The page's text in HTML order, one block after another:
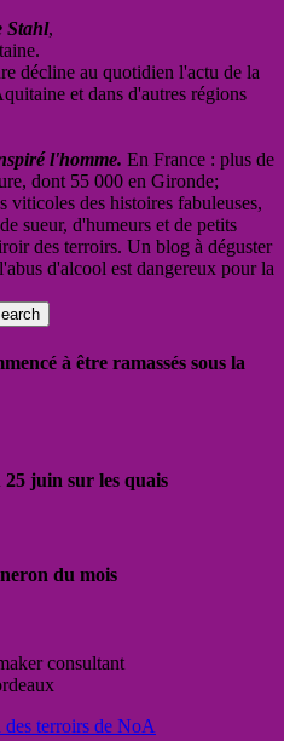
Stahl,
décline au quotidien l'actu de la
et dans d'autres régions
l'homme. En France : plus de
dont 55 000 en Gironde;
viticoles des histoires fabuleuses,
sueur, d'humeurs et de petits
des terroirs. Un blog à déguster
d'alcool est dangereux pour la
à être ramassés sous la
juin sur les quais
du mois
consultant
des terroirs de NoA